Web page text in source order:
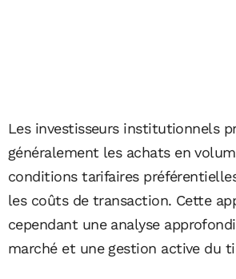
Les investisseurs institutionnels
généralement les achats en
conditions tarifaires
les coûts de transaction. Cette
cependant une analyse
marché et une gestion active du